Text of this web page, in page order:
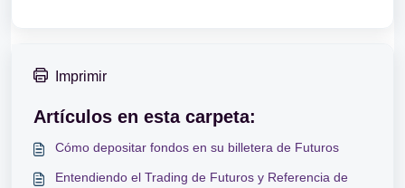
Imprimir
Artículos en esta carpeta:
Cómo depositar fondos en su billetera de Futuros
Entendiendo el Trading de Futuros y Referencia de